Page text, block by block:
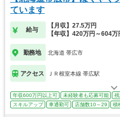
ています
給与
【月収】27.5万円
【年収】420万円～604万
勤務地 北海道 帯広市
アクセス ＪＲ根室本線 帯広駅
年収600万円以上可 未経験者も応募可能
スキルアップ
車通勤可 店舗数10～29 積